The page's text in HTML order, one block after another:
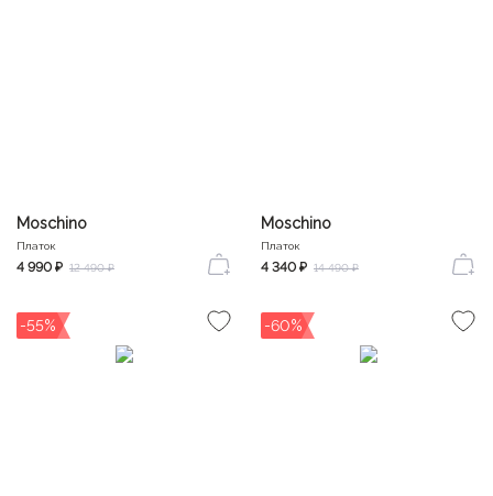
Moschino
Платок
4 990 ₽ 12 490 ₽
Moschino
Платок
4 340 ₽ 14 490 ₽
-55% -60%